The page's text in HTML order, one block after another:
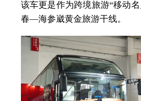
该车更是作为跨境旅游“移动
春—海参崴黄金旅游干线。